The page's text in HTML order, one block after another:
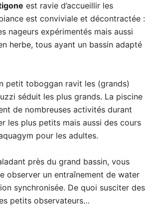
est ravie d’accueillir les
est conviviale et décontractée :
nageurs expérimentés mais aussi
herbe, tous ayant un bassin adapté
petit toboggan ravit les (grands)
séduit les plus grands. La piscine
de nombreuses activités durant
les plus petits mais aussi des cours
pour les adultes.
près du grand bassin, vous
observer un entraînement de water
synchronisée. De quoi susciter des
petits observateurs…